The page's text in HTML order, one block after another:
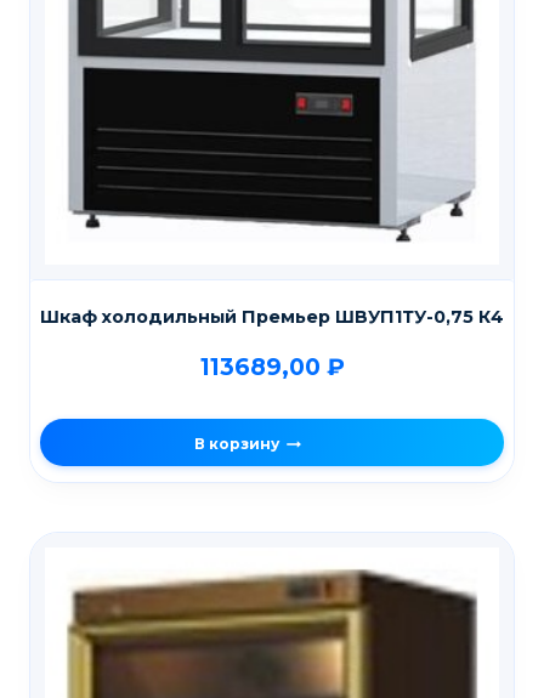
Шкаф холодильный Премьер ШВУП1ТУ-0,75 К4
113689,00 ₽
В корзину